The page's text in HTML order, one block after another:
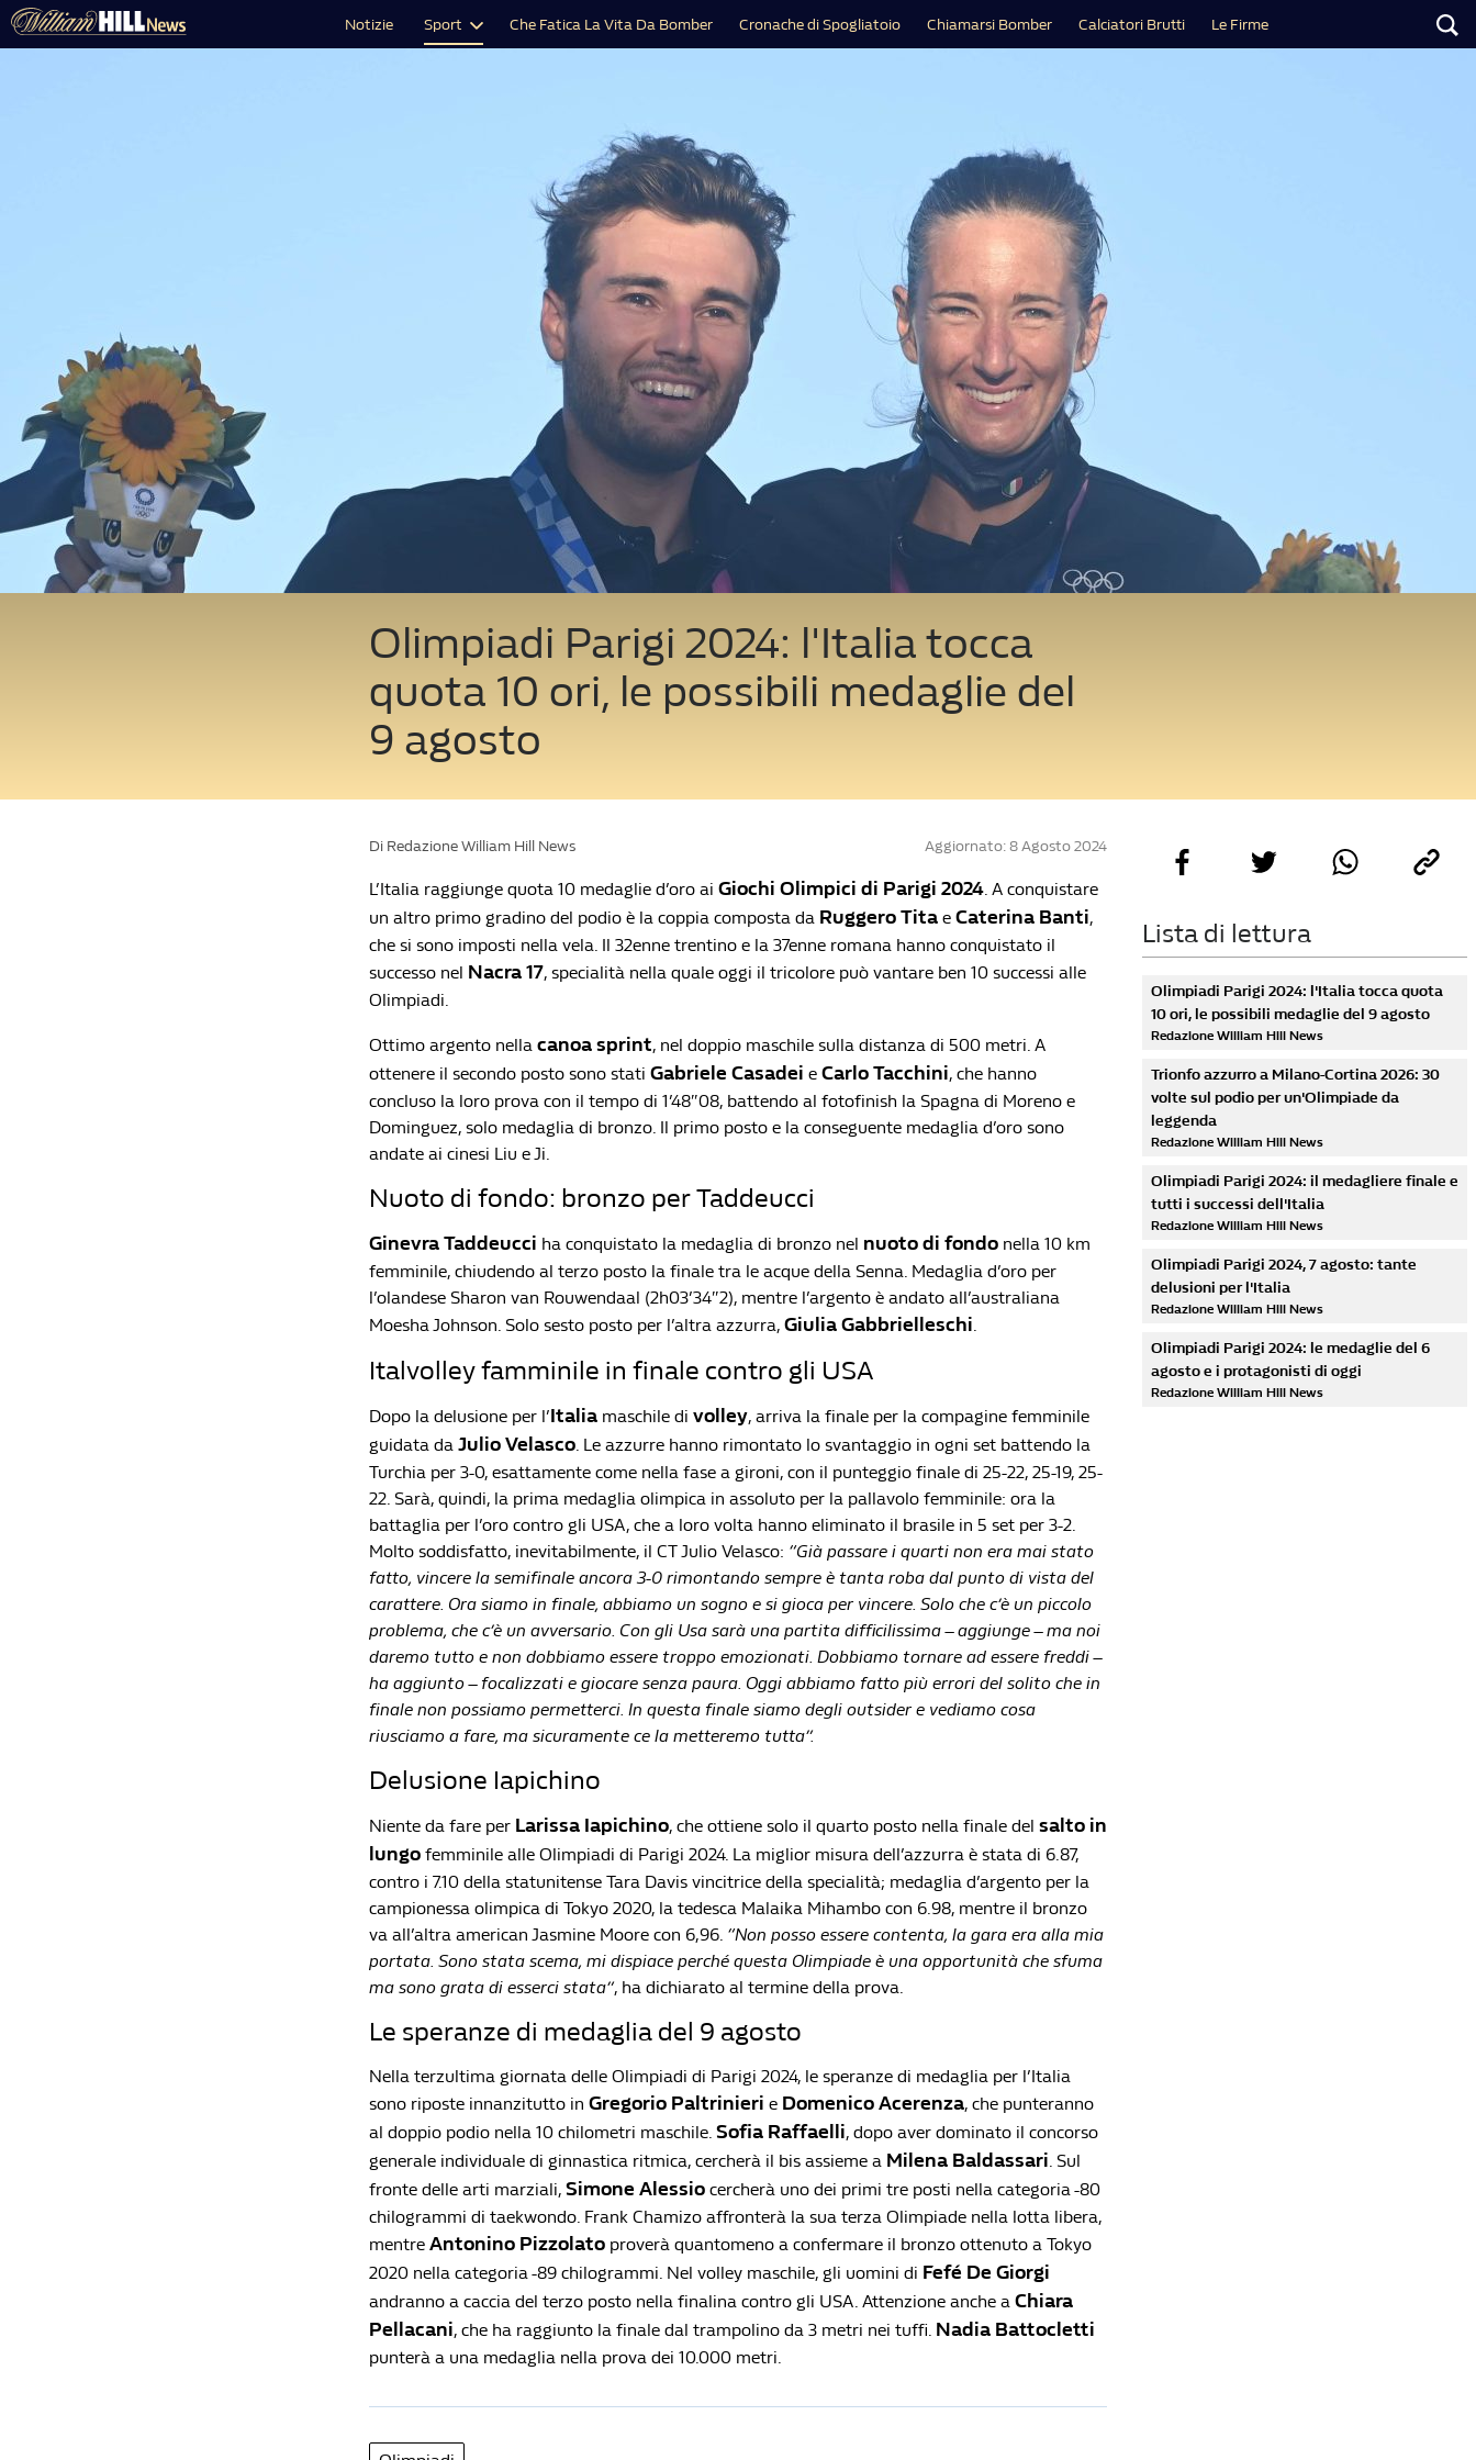
Notizie Sport Che Fatica La Vita Da Bomber Cronache di Spogliatoio Chiamarsi Bomber Calciatori Brutti Le Firme
Olimpiadi Parigi 2024: l'Italia tocca
quota 10 ori, le possibili medaglie del
9 agosto
Di Redazione William Hill News Aggiornato: 8 Agosto 2024
L’Italia raggiunge quota 10 medaglie d’oro ai Giochi Olimpici di Parigi 2024. A conquistare
un altro primo gradino del podio è la coppia composta da Ruggero Tita e Caterina Banti,
che si sono imposti nella vela. Il 32enne trentino e la 37enne romana hanno conquistato il
successo nel Nacra 17, specialità nella quale oggi il tricolore può vantare ben 10 successi alle
Olimpiadi.
Ottimo argento nella canoa sprint, nel doppio maschile sulla distanza di 500 metri. A
ottenere il secondo posto sono stati Gabriele Casadei e Carlo Tacchini, che hanno
concluso la loro prova con il tempo di 1’48″08, battendo al fotofinish la Spagna di Moreno e
Dominguez, solo medaglia di bronzo. Il primo posto e la conseguente medaglia d’oro sono
andate ai cinesi Liu e Ji.
Nuoto di fondo: bronzo per Taddeucci
Ginevra Taddeucci ha conquistato la medaglia di bronzo nel nuoto di fondo nella 10 km
femminile, chiudendo al terzo posto la finale tra le acque della Senna. Medaglia d’oro per
l’olandese Sharon van Rouwendaal (2h03’34″2), mentre l’argento è andato all’australiana
Moesha Johnson. Solo sesto posto per l’altra azzurra, Giulia Gabbrielleschi.
Italvolley famminile in finale contro gli USA
Dopo la delusione per l’Italia maschile di volley, arriva la finale per la compagine femminile
guidata da JulioVelasco. Le azzurre hanno rimontato lo svantaggio in ogni set battendo la
Turchia per 3-0, esattamente come nella fase a gironi, con il punteggio finale di 25-22, 25-19, 25-
22. Sarà, quindi, la prima medaglia olimpica in assoluto per la pallavolo femminile: ora la
battaglia per l’oro contro gli USA, che a loro volta hanno eliminato il brasile in 5 set per 3-2.
Molto soddisfatto, inevitabilmente, il CT Julio Velasco: “Già passare i quarti non era mai stato
fatto, vincere la semifinale ancora 3-0 rimontando sempre è tanta roba dal punto di vista del
carattere. Ora siamo in finale, abbiamo un sogno e si gioca per vincere. Solo che c’è un piccolo
problema, che c’è un avversario. Con gli Usa sarà una partita difficilissima – aggiunge – ma noi
daremo tutto e non dobbiamo essere troppo emozionati. Dobbiamo tornare ad essere freddi –
ha aggiunto – focalizzati e giocare senza paura. Oggi abbiamo fatto più errori del solito che in
finale non possiamo permetterci. In questa finale siamo degli outsider e vediamo cosa
riusciamo a fare, ma sicuramente ce la metteremo tutta”.
Delusione Iapichino
Niente da fare per Larissa Iapichino, che ottiene solo il quarto posto nella finale del salto in
lungo femminile alle Olimpiadi di Parigi 2024. La miglior misura dell’azzurra è stata di 6.87,
contro i 7.10 della statunitense Tara Davis vincitrice della specialità; medaglia d’argento per la
campionessa olimpica di Tokyo 2020, la tedesca Malaika Mihambo con 6.98, mentre il bronzo
va all’altra american Jasmine Moore con 6,96. “Non posso essere contenta, la gara era alla mia
portata. Sono stata scema, mi dispiace perché questa Olimpiade è una opportunità che sfuma
ma sono grata di esserci stata”, ha dichiarato al termine della prova.
Le speranze di medaglia del 9 agosto
Nella terzultima giornata delle Olimpiadi di Parigi 2024, le speranze di medaglia per l’Italia
sono riposte innanzitutto in Gregorio Paltrinieri e Domenico Acerenza, che punteranno
al doppio podio nella 10 chilometri maschile. Sofia Raffaelli, dopo aver dominato il concorso
generale individuale di ginnastica ritmica, cercherà il bis assieme a Milena Baldassari. Sul
fronte delle arti marziali, Simone Alessio cercherà uno dei primi tre posti nella categoria -80
chilogrammi di taekwondo. Frank Chamizo affronterà la sua terza Olimpiade nella lotta libera,
mentre Antonino Pizzolato proverà quantomeno a confermare il bronzo ottenuto a Tokyo
2020 nella categoria -89 chilogrammi. Nel volley maschile, gli uomini di Fefé De Giorgi
andranno a caccia del terzo posto nella finalina contro gli USA. Attenzione anche a Chiara
Pellacani, che ha raggiunto la finale dal trampolino da 3 metri nei tuffi. Nadia Battocletti
punterà a una medaglia nella prova dei 10.000 metri.
Lista di lettura
Olimpiadi Parigi 2024: l'Italia tocca quota
10 ori, le possibili medaglie del 9 agosto
Redazione William Hill News
Trionfo azzurro a Milano-Cortina 2026: 30
volte sul podio per un'Olimpiade da
leggenda
Redazione William Hill News
Olimpiadi Parigi 2024: il medagliere finale e
tutti i successi dell'Italia
Redazione William Hill News
Olimpiadi Parigi 2024, 7 agosto: tante
delusioni per l'Italia
Redazione William Hill News
Olimpiadi Parigi 2024: le medaglie del 6
agosto e i protagonisti di oggi
Redazione William Hill News